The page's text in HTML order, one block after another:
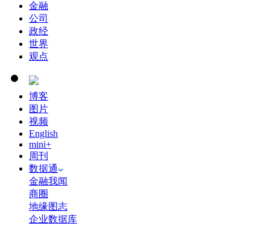
金融
公司
政经
世界
观点
博客
图片
视频
English
mini+
周刊
数据通
金融我闻
商圈
地缘图志
企业数据库